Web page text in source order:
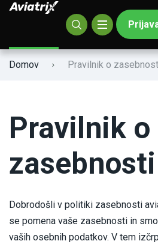
Domov Pravilnik o
Pravilnik o
zasebnosti
Dobrodošli v politiki zasebnosti
se pomena vaše zasebnosti in
vaših osebnih podatkov. V tem
Aviatrix Signal
Olimp
Leon.Bet
Pin-Up
Favbet
VBet